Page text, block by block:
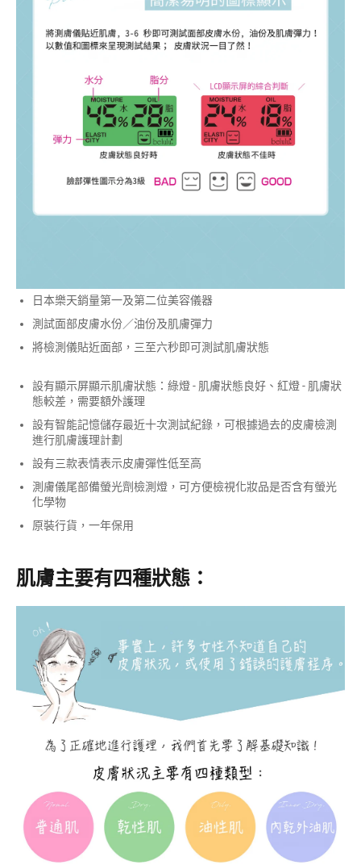
日本樂天銷量第一及第二位美容儀器
測試面部皮膚水份／油份及肌膚彈力
將檢測儀貼近面部，三至六秒即可測試肌膚狀態
設有顯示屏顯示肌膚狀態：綠燈 - 肌膚狀態良好、紅燈 - 肌膚狀
態較差，需要額外護理
設有智能記憶儲存最近十次測試紀錄，可根據過去的皮膚檢測
進行肌膚護理計劃
設有三款表情表示皮膚彈性低至高
測膚儀尾部備螢光劑檢測燈，可方便檢視化妝品是否含有螢光
化學物
原裝行貨，一年保用
肌膚主要有四種狀態：